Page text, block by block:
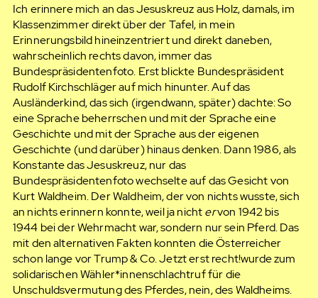
Ich erinnere mich an das Jesuskreuz aus Holz, damals, im
Klassenzimmer direkt über der Tafel, in mein
Erinnerungsbild hineinzentriert und direkt daneben,
wahrscheinlich rechts davon, immer das
Bundespräsidentenfoto. Erst blickte Bundespräsident
Rudolf Kirchschläger auf mich hinunter. Auf das
Ausländerkind, das sich (irgendwann, später) dachte: So
eine Sprache beherrschen und mit der Sprache eine
Geschichte und mit der Sprache aus der eigenen
Geschichte (und darüber) hinaus denken. Dann 1986, als
Konstante das Jesuskreuz, nur das
Bundespräsidentenfoto wechselte auf das Gesicht von
Kurt Waldheim. Der Waldheim, der von nichts wusste, sich
an nichts erinnern konnte, weil ja nichtervon 1942 bis
1944 bei der Wehrmacht war, sondern nur sein Pferd. Das
mit den alternativen Fakten konnten die Österreicher
schon lange vor Trump & Co. Jetzt erst recht!wurde zum
solidarischen Wähler*innenschlachtruf für die
Unschuldsvermutung des Pferdes, nein, des Waldheims.